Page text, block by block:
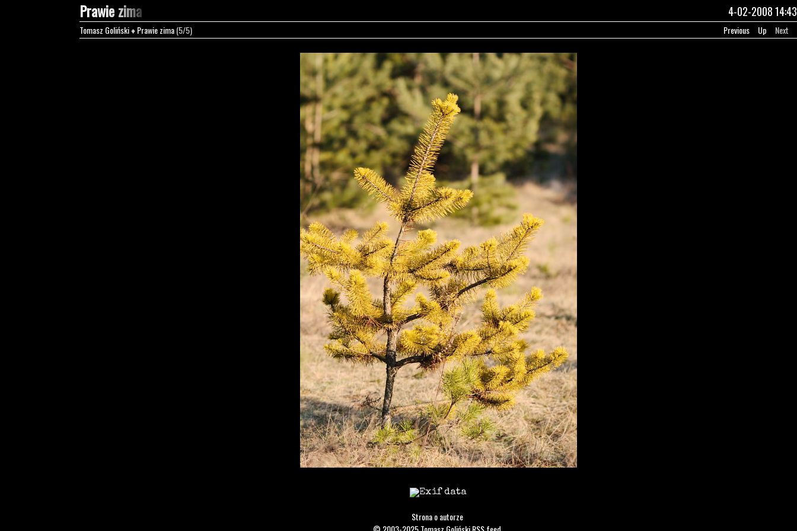
4-02-2008 14:43
Prawie zima
Tomasz Goliński♦Prawie zima(5/5) Previous Up Next
Strona o autorze